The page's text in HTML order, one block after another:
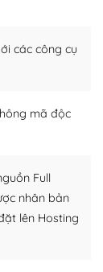
đồng
và tìm
trợ bạn
các công cụ
mã độc
Full
nhân bản
lên Hosting